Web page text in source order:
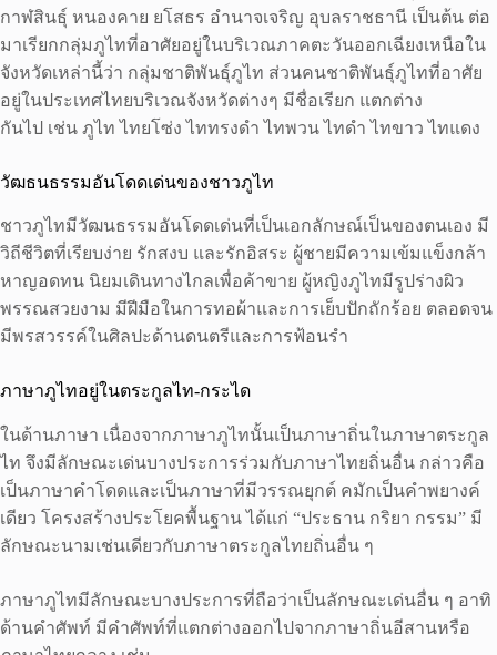
กาฬสินธุ์ หนองคาย ยโสธร อำนาจเจริญ อุบลราชธานี เป็นต้น ต่อ
มาเรียกกลุ่มภูไทที่อาศัยอยู่ในบริเวณภาคตะวันออกเฉียงเหนือใน
จังหวัดเหล่านี้ว่า กลุ่มชาติพันธุ์ภูไท ส่วนคนชาติพันธุ์ภูไทที่อาศัย
อยู่ในประเทศไทยบริเวณจังหวัดต่างๆ มีชื่อเรียก แตกต่าง
กันไป เช่น ภูไท ไทยโซ่ง ไททรงดำ ไทพวน ไทดำ ไทขาว ไทแดง
วัฒธนธรรมอันโดดเด่นของชาวภูไท
ชาวภูไทมีวัฒนธรรมอันโดดเด่นที่เป็นเอกลักษณ์เป็นของตนเอง มี
วิถีชีวิตที่เรียบง่าย รักสงบ และรักอิสระ ผู้ชายมีความเข้มแข็งกล้า
หาญอดทน นิยมเดินทางไกลเพื่อค้าขาย ผู้หญิงภูไทมีรูปร่างผิว
พรรณสวยงาม มีฝีมือในการทอผ้าและการเย็บปักถักร้อย ตลอดจน
มีพรสวรรค์ในศิลปะด้านดนตรีและการฟ้อนรำ
ภาษาภูไทอยู่ในตระกูลไท-กระได
ในด้านภาษา เนื่องจากภาษาภูไทนั้นเป็นภาษาถิ่นในภาษาตระกูล
ไท จึงมีลักษณะเด่นบางประการร่วมกับภาษาไทยถิ่นอื่น กล่าวคือ
เป็นภาษาคำโดดและเป็นภาษาที่มีวรรณยุกต์ คมักเป็นคำพยางค์
เดียว โครงสร้างประโยคพื้นฐาน ได้แก่ “ประธาน กริยา กรรม” มี
ลักษณะนามเช่นเดียวกับภาษาตระกูลไทยถิ่นอื่น ๆ
ภาษาภูไทมีลักษณะบางประการที่ถือว่าเป็นลักษณะเด่นอื่น ๆ อาทิ
ด้านคำศัพท์ มีคำศัพท์ที่แตกต่างออกไปจากภาษาถิ่นอีสานหรือ